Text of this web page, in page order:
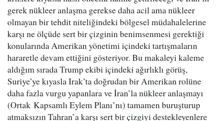
gerek nükleer anlaşma gerekse daha acil ama nükleer
olmayan bir tehdit niteliğindeki bölgesel müdahalelerine
karşı ne ölçüde sert bir çizginin benimsenmesi gerektiği
konularında Amerikan yönetimi içindeki tartışmaların
hararetle devam ettiğini gösteriyor. Bu makaleyi kaleme
aldığım sırada Trump ekibi içindeki ağırlıklı görüş,
Suriye’ye kıyasla Irak’ta doğrudan bir Amerikan rolüne
daha fazla vurgu yapanlara ve İran’la nükleer anlaşmayı
(Ortak Kapsamlı Eylem Planı’nı) tamamen buruşturup
atmaksızın Tahran’a karşı sert bir çizgiyi destekleyenlere